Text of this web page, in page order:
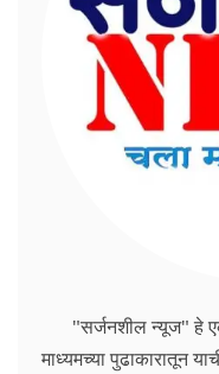
"सर्जनशील न्यूज" हे
माध्यमच्या पुढाकारातून